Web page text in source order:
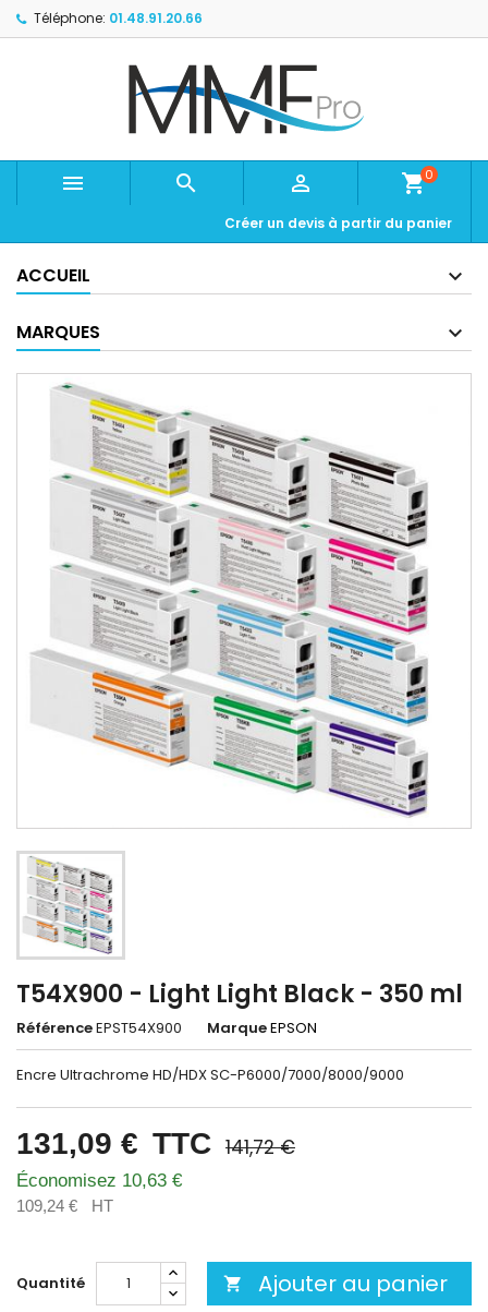
Téléphone: 01.48.91.20.66
   shopping_cart0
Créer un devis à partir du panier
ACCUEIL
MARQUES
T54X900 - Light Light Black - 350 ml
RéférenceEPST54X900 MarqueEPSON
Encre Ultrachrome HD/HDX SC-P6000/7000/8000/9000
131,09 € TTC 141,72 €
Économisez 10,63 €
109,24 € HT
Quantité  Ajouter au panier